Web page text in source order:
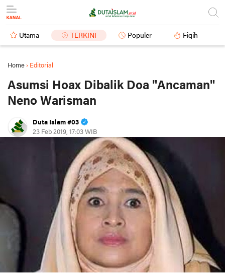
Utama TERKINI Populer Fiqih
Home › Editorial
Asumsi Hoax Dibalik Doa "Ancaman"
Neno Warisman
Duta Islam #03
23 Feb 2019, 17:03 WIB